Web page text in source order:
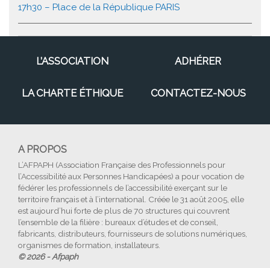
17h30 – Place de la République PARIS
L’ASSOCIATION ADHÉRER
LA CHARTE ÉTHIQUE CONTACTEZ-NOUS
A PROPOS
L’AFPAPH (Association Française des Professionnels pour
l’Accessibilité aux Personnes Handicapées) a pour vocation de
fédérer les professionnels de l’accessibilité exerçant sur le
territoire français et à l’international. Créée le 31 août 2005, elle
est aujourd’hui forte de plus de 70 structures qui couvrent
l’ensemble de la filière : bureaux d’études et de conseil,
fabricants, distributeurs, fournisseurs de solutions numériques,
organismes de formation, installateurs.
© 2026 - Afpaph